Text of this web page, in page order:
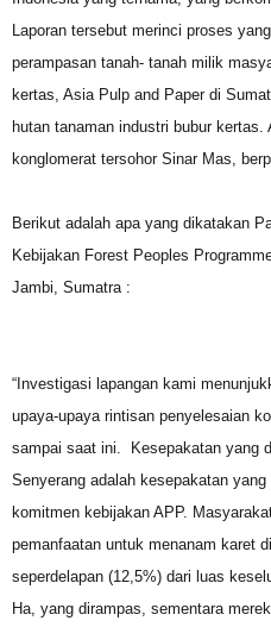
Laporan tersebut merinci proses
perampasan tanah- tanah milik
kertas, Asia Pulp and Paper di
hutan tanaman industri bubur
konglomerat tersohor Sinar Mas,
Berikut adalah apa yang dikatakan
Kebijakan Forest Peoples
Jambi, Sumatra :
“Investigasi lapangan kami
upaya-upaya rintisan penyelesaian
sampai saat ini. Kesepakatan yang
Senyerang adalah kesepakatan
komitmen kebijakan APP.
pemanfaatan untuk menanam karet
seperdelapan (12,5%) dari luas
Ha, yang dirampas, sementara